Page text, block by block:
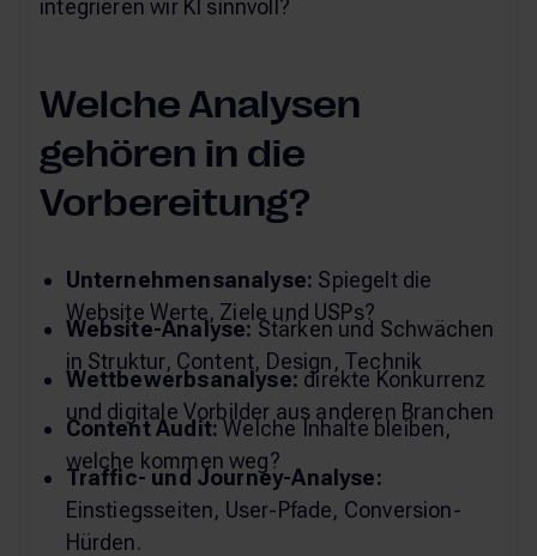
integrieren wir KI sinnvoll?
Welche Analysen
gehören in die
Vorbereitung?
Unternehmensanalyse: Spiegelt die
Website Werte, Ziele und USPs?
Website-Analyse: Stärken und Schwächen
in Struktur, Content, Design, Technik
Wettbewerbsanalyse: direkte Konkurrenz
und digitale Vorbilder aus anderen Branchen
Content Audit:Welche Inhalte bleiben,
welche kommen weg?
Traffic- und Journey-Analyse:
Einstiegsseiten, User-Pfade, Conversion-
Hürden.